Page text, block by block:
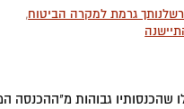
גרמת למקרה הביטוח,
לו שהכנסותיו גבוהות מ"ההכנסה